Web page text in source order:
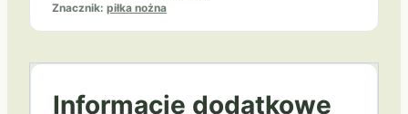
Znacznik: piłka nożna
Informacje dodatkowe